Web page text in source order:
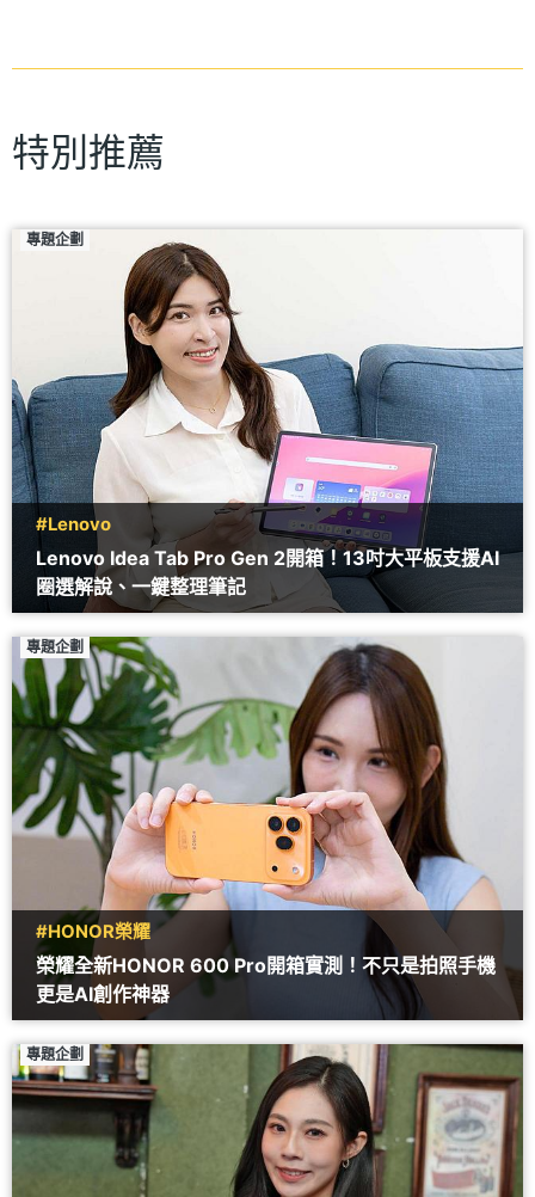
特別推薦
專題企劃
#Lenovo
Lenovo Idea Tab Pro Gen 2開箱！13吋大平板支援AI
圈選解說、一鍵整理筆記
專題企劃
#HONOR榮耀
榮耀全新HONOR 600 Pro開箱實測！不只是拍照手機
更是AI創作神器
專題企劃